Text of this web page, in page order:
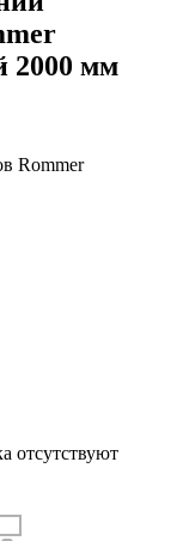
2000 мм
Rommer
отсутствуют